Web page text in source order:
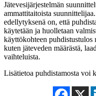
Jätevesijärjestelmän
ammattitaitoista
edellytyksenä on, että
käytetään ja huolletaan
käyttökohteen puhdistustulos
kuten jäteveden määrästä,
vaihteluista.
Lisätietoa puhdistamosta voi